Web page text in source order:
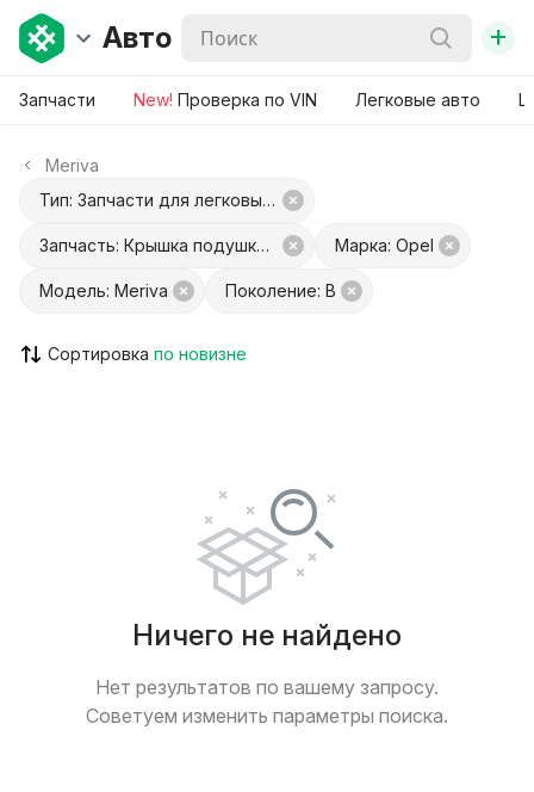
Авто +
Запчасти New! Проверка по VIN Легковые авто
Meriva
Тип: Запчасти для легковых авто
Запчасть: Крышка подушки безопасности водителя Марка: Opel
Модель: Meriva Поколение: B
Сортировка
Ничего не найдено
Нет результатов по вашему запросу.
Советуем изменить параметры поиска.